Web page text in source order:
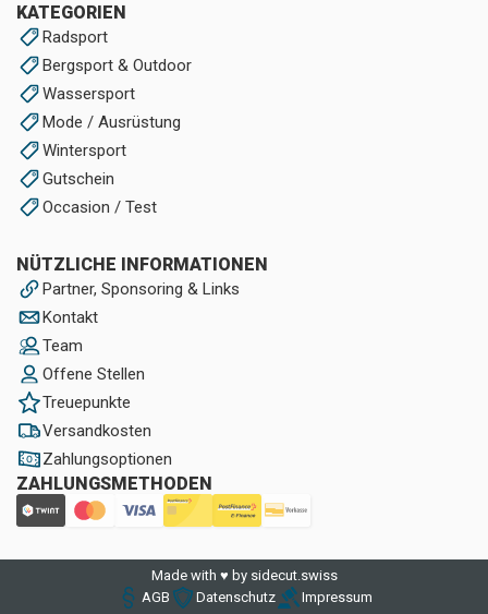
KATEGORIEN
Radsport
Bergsport & Outdoor
Wassersport
Mode / Ausrüstung
Wintersport
Gutschein
Occasion / Test
NÜTZLICHE INFORMATIONEN
Partner, Sponsoring & Links
Kontakt
Team
Offene Stellen
Treuepunkte
Versandkosten
Zahlungsoptionen
ZAHLUNGSMETHODEN
Made with ♥ by sidecut.swiss
AGB
Datenschutz Impressum